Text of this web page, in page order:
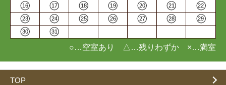
16 17 18 19 20 21 22
23 24 25 26 27 28 29
30 31
○…空室あり △…残りわずか ×…満室
TOP